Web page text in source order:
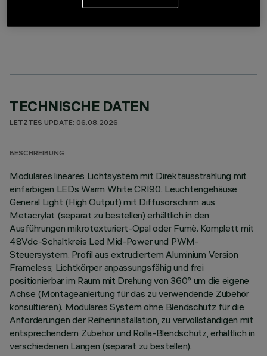
TECHNISCHE DATEN
LETZTES UPDATE: 06.08.2026
BESCHREIBUNG
Modulares lineares Lichtsystem mit Direktausstrahlung mit
einfarbigen LEDs Warm White CRI90. Leuchtengehäuse
General Light (High Output) mit Diffusorschirm aus
Metacrylat (separat zu bestellen) erhältlich in den
Ausführungen mikrotexturiert-Opal oder Fumè. Komplett mit
48Vdc-Schaltkreis Led Mid-Power und PWM-
Steuersystem. Profil aus extrudiertem Aluminium Version
Frameless; Lichtkörper anpassungsfähig und frei
positionierbar im Raum mit Drehung von 360° um die eigene
Achse (Montageanleitung für das zu verwendende Zubehör
konsultieren). Modulares System ohne Blendschutz für die
Anforderungen der Reiheninstallation, zu vervollständigen mit
entsprechendem Zubehör und Rolla-Blendschutz, erhältlich in
verschiedenen Längen (separat zu bestellen).